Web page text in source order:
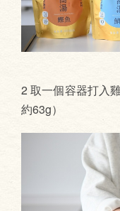
2 取一個容器打入
約63g）